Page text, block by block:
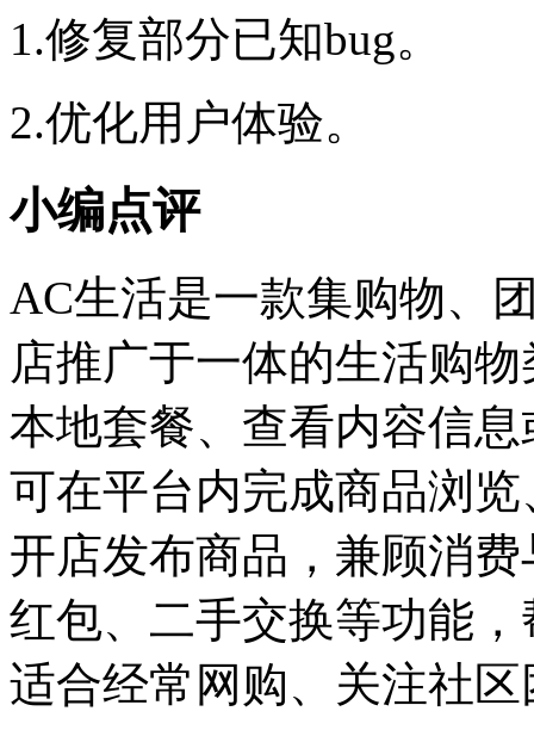
1.修复部分已知bug。
2.优化用户体验。
小编点评
AC生活是一款集购物、
店推广于一体的生活购
本地套餐、查看内容信
可在平台内完成商品浏
开店发布商品，兼顾消
红包、二手交换等功能
适合经常网购、关注社